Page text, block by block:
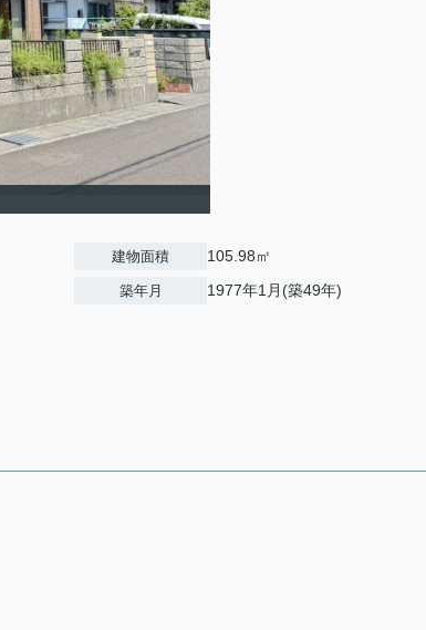
建物面積 105.98㎡
築年月 1977年1月(築49年)